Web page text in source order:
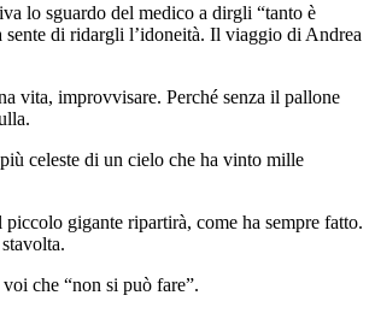
lo sguardo del medico a dirgli “tanto è
sente di ridargli l’idoneità. Il viaggio di Andrea
vita, improvvisare. Perché senza il pallone
celeste di un cielo che ha vinto mille
gigante ripartirà, come ha sempre fatto.
che “non si può fare”.